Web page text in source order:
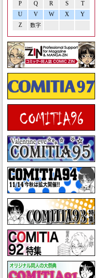
P Q R S
T
U
V W X
Y
Z
数字